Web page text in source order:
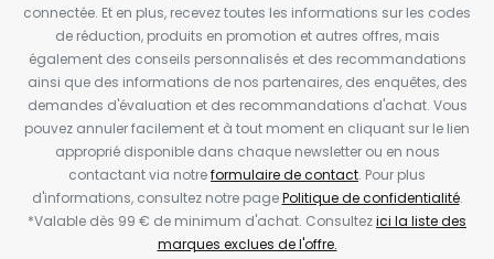
connectée. Et en plus, recevez toutes les informations sur les codes
de réduction, produits en promotion et autres offres, mais
également des conseils personnalisés et des recommandations
ainsi que des informations de nos partenaires, des enquêtes, des
demandes d'évaluation et des recommandations d'achat. Vous
pouvez annuler facilement et à tout moment en cliquant sur le lien
approprié disponible dans chaque newsletter ou en nous
contactant via notreformulaire de contact. Pour plus
d'informations, consultez notre pagePolitique de confidentialité.
*Valable dès 99 € de minimum d'achat. Consultezici la liste des
marques exclues de l'offre.